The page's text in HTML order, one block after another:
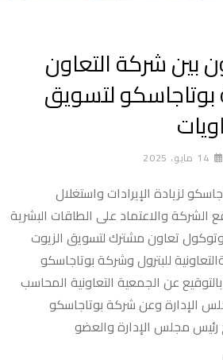
بين شركة التعاون
بوتاجاسكو لتسويق
14 مايو، 2025
لزيادة الإيرادات واستغلال
الشركة والاعتماد على الطاقات البشرية
تعاون مشترك لتسويق الزيوت
للبترول وشركة بوتاجاسكو
عن الجمعية التعاونية المحاسب
الإدارة وعن شركة بوتاجاسكو
مجلس الإدارة والعضو